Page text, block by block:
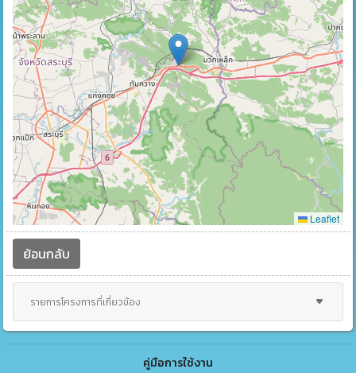
Leaflet
ย้อนกลับ
รายการโครงการที่เกี่ยวข้อง
คู่มือการใช้งาน